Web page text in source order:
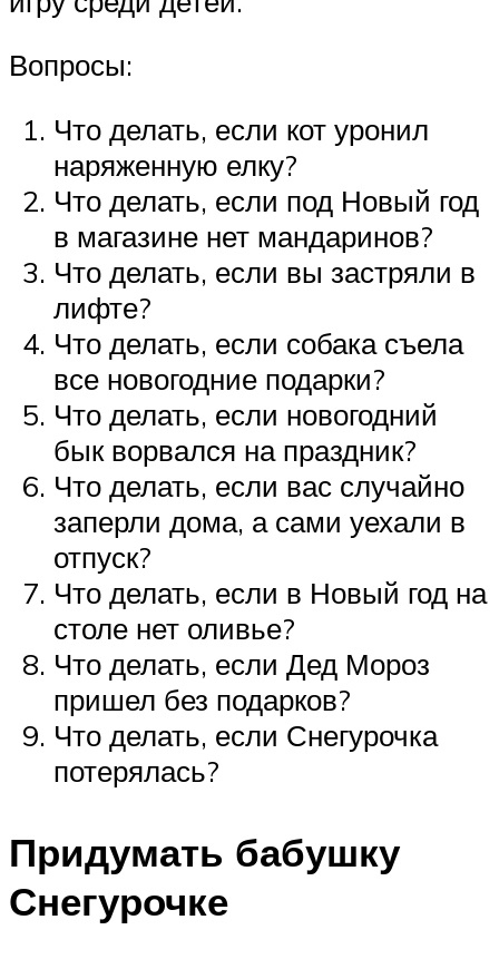
Вопросы:
Что делать, если кот уронил
наряженную елку?
Что делать, если под Новый год
в магазине нет мандаринов?
Что делать, если вы застряли в
лифте?
Что делать, если собака съела
все новогодние подарки?
Что делать, если новогодний
бык ворвался на праздник?
Что делать, если вас случайно
заперли дома, а сами уехали в
отпуск?
Что делать, если в Новый год на
столе нет оливье?
Что делать, если Дед Мороз
пришел без подарков?
Что делать, если Снегурочка
потерялась?
Придумать бабушку
Снегурочке